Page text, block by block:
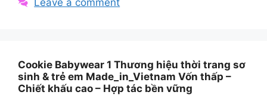
Cookie Babywear 1 Thương hiệu thời trang sơ
sinh & trẻ em Made_in_Vietnam Vốn thấp –
Chiết khấu cao – Hợp tác bền vững